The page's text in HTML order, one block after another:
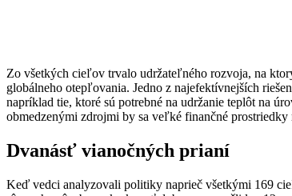
Zo všetkých cieľov trvalo udržateľného rozvoja, na
globálneho otepľovania. Jedno z najefektívnejších
napríklad tie, ktoré sú potrebné na udržanie teplôt na
obmedzenými zdrojmi by sa veľké finančné
Dvanásť vianočných prianí
Keď vedci analyzovali politiky naprieč všetkými 169